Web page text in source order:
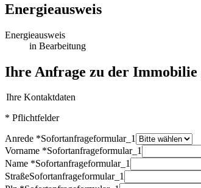
Energieausweis
Energieausweis
in Bearbeitung
Ihre Anfrage zu der
Ihre Kontaktdaten
* Pflichtfelder
Anrede *Sofortanfrageformular_1
Vorname *Sofortanfrageformular_1
Name *Sofortanfrageformular_1
StraßeSofortanfrageformular_1